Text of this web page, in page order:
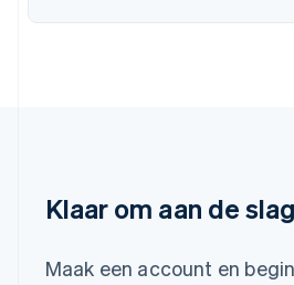
Klaar om aan de
Maak een account en
Luxemburg
Maleisië